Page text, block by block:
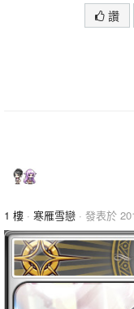
讚
1 樓 · 寒雁雪戀 · 發表於